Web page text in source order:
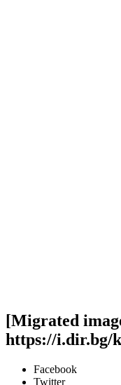
[Migrated
https://i.dir.bg/
Facebook
Twitter